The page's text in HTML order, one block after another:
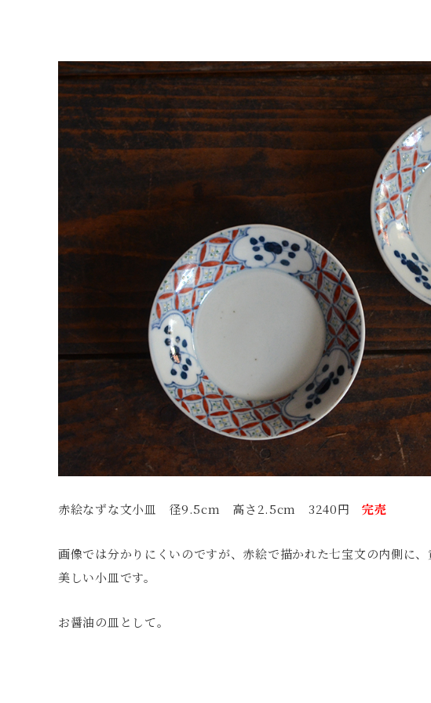
赤絵なずな文小皿 径9.5cm 高さ2.5cm 3240円完売
画像では分かりにくいのですが、赤絵で描かれた七宝文の内側に
美しい小皿です。
お醤油の皿として。